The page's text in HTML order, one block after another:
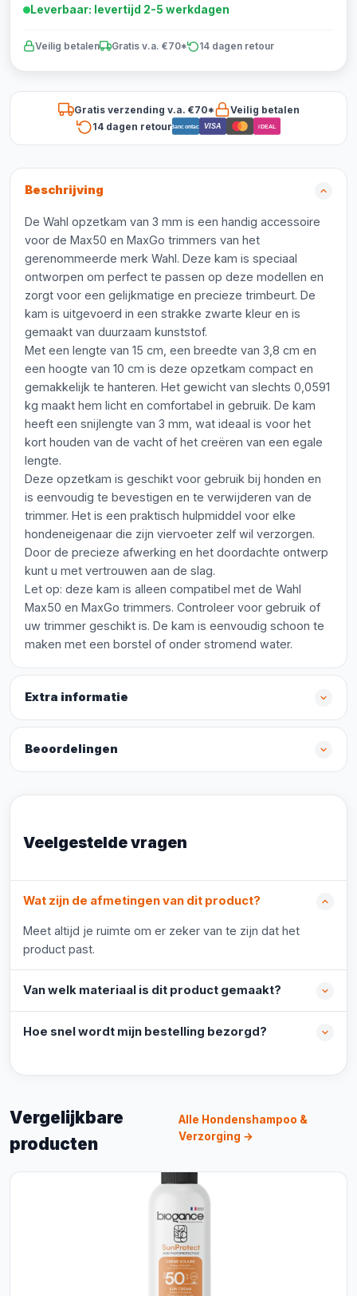
Leverbaar: levertijd 2-5 werkdagen
Veilig betalen Gratis v.a. €70* 14 dagen retour
Gratis verzending v.a. €70*
Veilig betalen
14 dagen retourBancontact VISA iDEAL
Beschrijving
De Wahl opzetkam van 3 mm is een handig accessoire
voor de Max50 en MaxGo trimmers van het
gerenommeerde merk Wahl. Deze kam is speciaal
ontworpen om perfect te passen op deze modellen en
zorgt voor een gelijkmatige en precieze trimbeurt. De
kam is uitgevoerd in een strakke zwarte kleur en is
gemaakt van duurzaam kunststof.
Met een lengte van 15 cm, een breedte van 3,8 cm en
een hoogte van 10 cm is deze opzetkam compact en
gemakkelijk te hanteren. Het gewicht van slechts 0,0591
kg maakt hem licht en comfortabel in gebruik. De kam
heeft een snijlengte van 3 mm, wat ideaal is voor het
kort houden van de vacht of het creëren van een egale
lengte.
Deze opzetkam is geschikt voor gebruik bij honden en
is eenvoudig te bevestigen en te verwijderen van de
trimmer. Het is een praktisch hulpmiddel voor elke
hondeneigenaar die zijn viervoeter zelf wil verzorgen.
Door de precieze afwerking en het doordachte ontwerp
kunt u met vertrouwen aan de slag.
Let op: deze kam is alleen compatibel met de Wahl
Max50 en MaxGo trimmers. Controleer voor gebruik of
uw trimmer geschikt is. De kam is eenvoudig schoon te
maken met een borstel of onder stromend water.
Extra informatie
Beoordelingen
Veelgestelde vragen
Wat zijn de afmetingen van dit product?
Meet altijd je ruimte om er zeker van te zijn dat het
product past.
Van welk materiaal is dit product gemaakt?
Hoe snel wordt mijn bestelling bezorgd?
Vergelijkbare
producten
Alle Hondenshampoo &
Verzorging →